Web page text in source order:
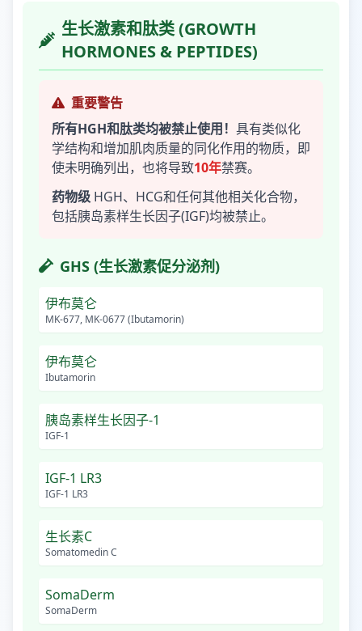
生长激素和肽类 (GROWTH
HORMONES & PEPTIDES)
重要警告
所有HGH和肽类均被禁止使用！ 具有类似化
学结构和增加肌肉质量的同化作用的物质，即
使未明确列出，也将导致10年禁赛。
药物级 HGH、HCG和任何其他相关化合物，
包括胰岛素样生长因子(IGF)均被禁止。
GHS (生长激素促分泌剂)
伊布莫仑
MK-677, MK-0677 (Ibutamorin)
伊布莫仑
Ibutamorin
胰岛素样生长因子-1
IGF-1
IGF-1 LR3
IGF-1 LR3
生长素C
Somatomedin C
SomaDerm
SomaDerm